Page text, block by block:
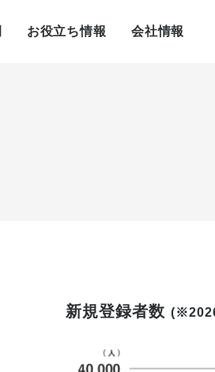
お役立ち情報 会社情報
新規登録者数 (